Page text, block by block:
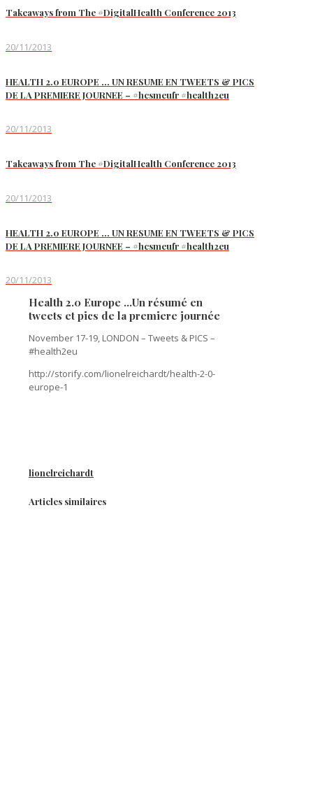
Takeaways from The #DigitalHealth Conference 2013
20/11/2013
HEALTH 2.0 EUROPE … UN RESUME EN TWEETS & PICS
DE LA PREMIERE JOURNEE – #hcsmeufr #health2eu
20/11/2013
Takeaways from The #DigitalHealth Conference 2013
20/11/2013
HEALTH 2.0 EUROPE … UN RESUME EN TWEETS & PICS
DE LA PREMIERE JOURNEE – #hcsmeufr #health2eu
20/11/2013
Health 2.0 Europe …Un résumé en
tweets et pics de la premiere journée
November 17-19, LONDON – Tweets & PICS –
#health2eu
http://storify.com/lionelreichardt/health-2-0-
europe-1
lionelreichardt
Articles similaires